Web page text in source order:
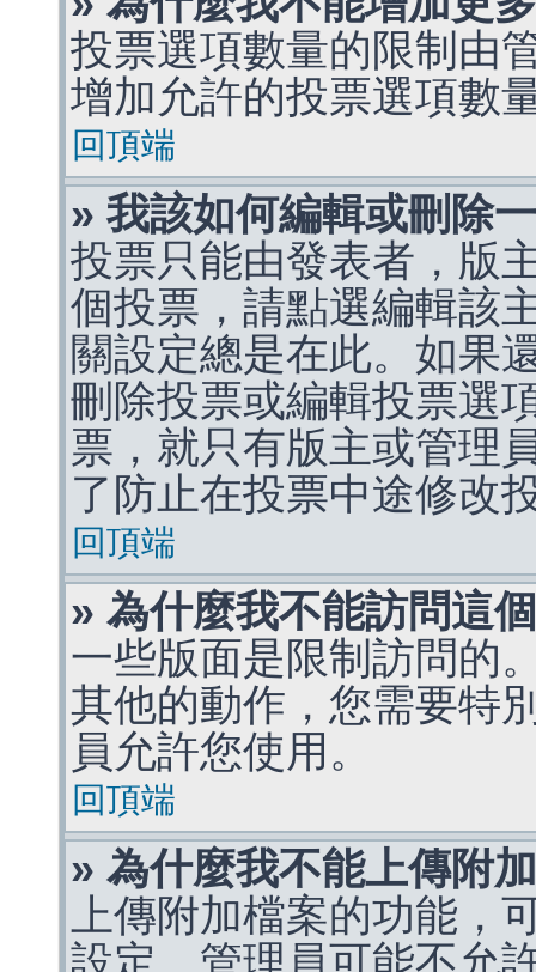
投票選項數量的限制由
增加允許的投票選項數
回頂端
» 我該如何編輯或刪除
投票只能由發表者，版
個投票，請點選編輯該
關設定總是在此。如果
刪除投票或編輯投票選
票，就只有版主或管理
了防止在投票中途修改
回頂端
» 為什麼我不能訪問這
一些版面是限制訪問的
其他的動作，您需要特
員允許您使用。
回頂端
» 為什麼我不能上傳附
上傳附加檔案的功能，
設定。管理員可能不允